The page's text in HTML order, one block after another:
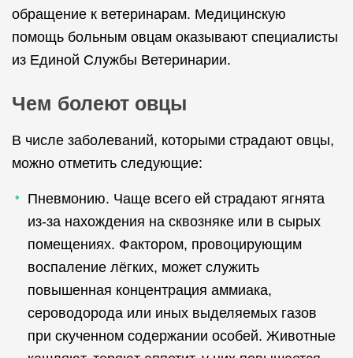
обращение к ветеринарам. Медицинскую
помощь больным овцам оказывают специалисты
из Единой Службы Ветеринарии.
Чем болеют овцы
В числе заболеваний, которыми страдают овцы,
можно отметить следующие:
Пневмонию. Чаще всего ей страдают ягнята
из-за нахождения на сквозняке или в сырых
помещениях. Фактором, провоцирующим
воспаление лёгких, может служить
повышенная концентрация аммиака,
сероводорода или иных выделяемых газов
при скученном содержании особей. Животные